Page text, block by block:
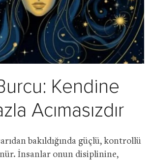
Kendine
Acımasızdır
bakıldığında güçlü, kontrollü
İnsanlar onun disiplinine,